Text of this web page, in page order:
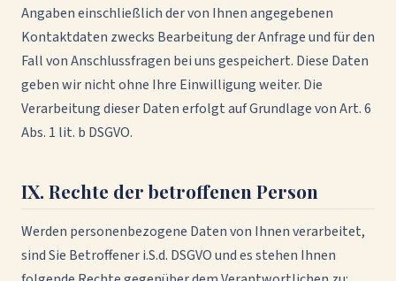
Angaben einschließlich der von Ihnen angegebenen
Kontaktdaten zwecks Bearbeitung der Anfrage und für den
Fall von Anschlussfragen bei uns gespeichert. Diese Daten
geben wir nicht ohne Ihre Einwilligung weiter. Die
Verarbeitung dieser Daten erfolgt auf Grundlage von Art. 6
Abs. 1 lit. b DSGVO.
IX. Rechte der betroffenen Person
Werden personenbezogene Daten von Ihnen verarbeitet,
sind Sie Betroffener i.S.d. DSGVO und es stehen Ihnen